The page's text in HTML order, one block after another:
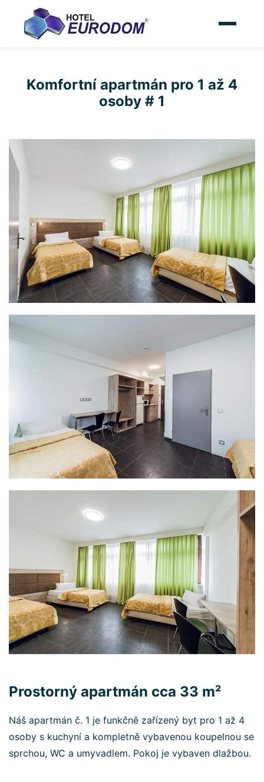
Komfortní apartmán pro 1 až 4
osoby # 1
Prostorný apartmán cca 33 m²
Náš apartmán č. 1 je funkčně zařízený byt pro 1 až 4
osoby s kuchyní a kompletně vybavenou koupelnou se
sprchou, WC a umyvadlem. Pokoj je vybaven dlažbou.